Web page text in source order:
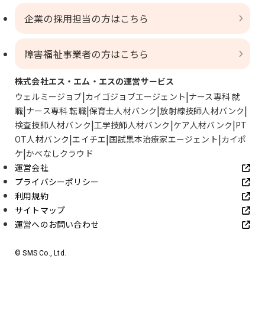
企業の採用担当の方はこちら
障害福祉事業者の方はこちら
株式会社エス・エム・エスの運営サービス
ウェルミージョブ カイゴジョブエージェント ナース専科 就
職 ナース専科 転職 保育士人材バンク 放射線技師人材バンク
検査技師人材バンク 工学技師人材バンク ケア人材バンク PT
OT人材バンク エイチエ 国試黒本治療家エージェント カイポ
ケ かべなしクラウド
運営会社
プライバシーポリシー
利用規約
サイトマップ
運営へのお問い合わせ
© SMS Co., Ltd.